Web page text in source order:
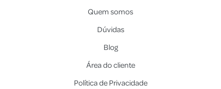
Quem somos
Dúvidas
Blog
Área do cliente
Política de Privacidade